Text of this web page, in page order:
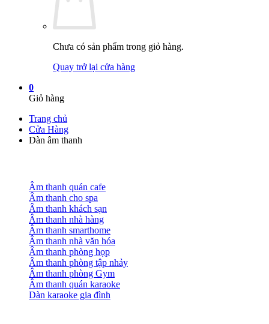
Chưa có sản phẩm trong giỏ hàng.
Quay trở lại cửa hàng
0
Giỏ hàng
Trang chủ
Cửa Hàng
Dàn âm thanh
Âm thanh quán cafe
Âm thanh cho spa
Âm thanh khách sạn
Âm thanh nhà hàng
Âm thanh smarthome
Âm thanh nhà văn hóa
Âm thanh phòng họp
Âm thanh phòng tập nhảy
Âm thanh phòng Gym
Âm thanh quán karaoke
Dàn karaoke gia đình